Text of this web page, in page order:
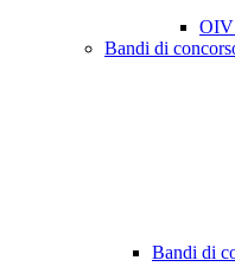
OIV
Bandi di
Bandi di